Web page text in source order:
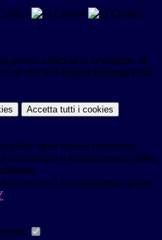
questo utilizzati si avvalgono di
ed utili alle finalità illustrate nella
Accetta tutti i cookies
quali cookie consentire.
consentono il funzionamento della
necessari al funzionamento potete
.